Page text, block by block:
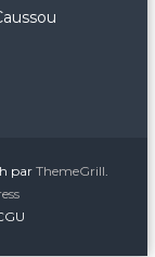
parThemeGrill